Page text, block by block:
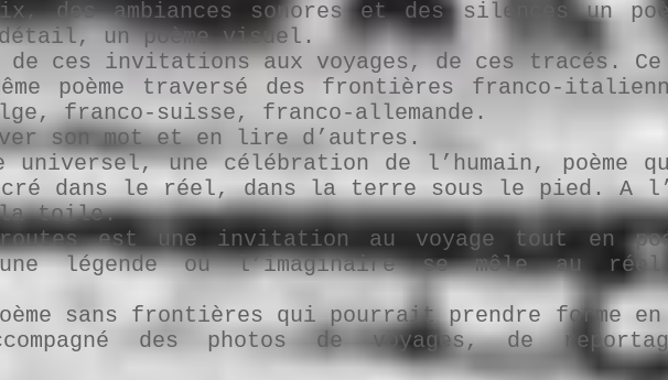
des ambiances sonores et des silences un
un poème visuel.
de ces invitations aux voyages, de ces tracés.
poème traversé des frontières franco-
franco-suisse, franco-allemande.
son mot et en lire d’autres.
universel, une célébration de l’humain, poème
dans le réel, dans la terre sous le pied. A
la toile.
est une invitation au voyage tout en
légende ou l’imaginaire se mêle au
sans frontières qui pourrait prendre forme
des photos de voyages, de